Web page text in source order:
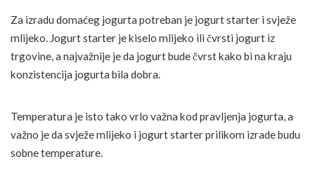
Za izradu domaćeg jogurta potreban je jogurt starter i svježe
mlijeko. Jogurt starter je kiselo mlijeko ili čvrsti jogurt iz
trgovine, a najvažnije je da jogurt bude čvrst kako bi na kraju
konzistencija jogurta bila dobra.
Temperatura je isto tako vrlo važna kod pravljenja jogurta, a
važno je da svježe mlijeko i jogurt starter prilikom izrade budu
sobne temperature.